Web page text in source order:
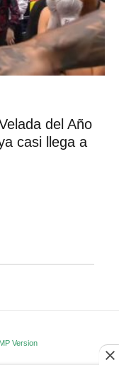
del Año
casi llega a
Version